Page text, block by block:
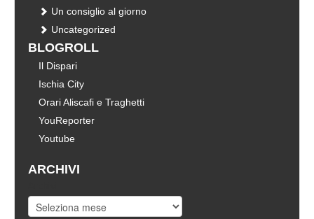
Un consiglio al giorno
Uncategorized
BLOGROLL
Il Dispari
Ischia City
Orari Aliscafi e Traghetti
YouReporter
Youtube
ARCHIVI